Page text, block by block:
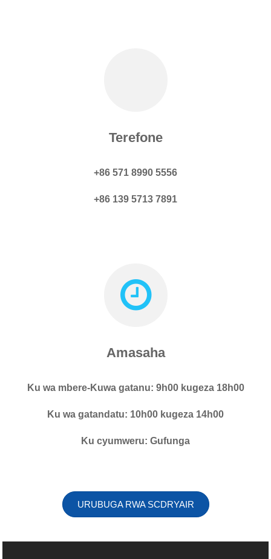
Terefone
+86 571 8990 5556
+86 139 5713 7891
Amasaha
Ku wa mbere-Kuwa gatanu: 9h00 kugeza 18h00
Ku wa gatandatu: 10h00 kugeza 14h00
Ku cyumweru: Gufunga
URUBUGA RWA SCDRYAIR